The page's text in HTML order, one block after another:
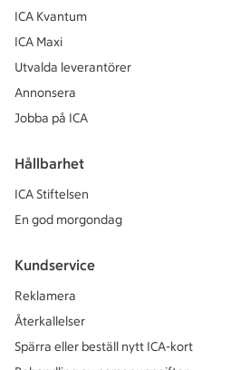
ICA Kvantum
ICA Maxi
Utvalda leverantörer
Annonsera
Jobba på ICA
Hållbarhet
ICA Stiftelsen
En god morgondag
Kundservice
Reklamera
Återkallelser
Spärra eller beställ nytt ICA-kort